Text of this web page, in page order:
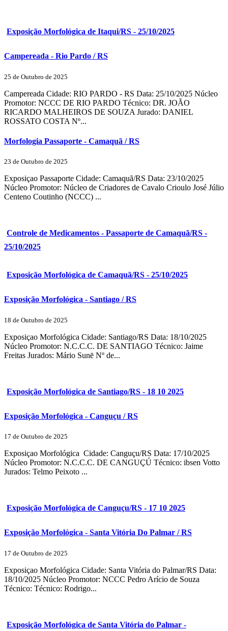
Exposição Morfológica de Itaqui/RS - 25/10/2025
Campereada - Rio Pardo / RS
25 de Outubro de 2025
Campereada Cidade: RIO PARDO - RS Data: 25/10/2025 Núcleo
Promotor: NCCC DE RIO PARDO Técnico: DR. JOÃO
RICARDO MALHEIROS DE SOUZA Jurado: DANIEL
ROSSATO COSTA Nº...
Morfologia Passaporte - Camaquã / RS
23 de Outubro de 2025
Exposiçao Passaporte Cidade: Camaquã/RS Data: 23/10/2025
Núcleo Promotor: Núcleo de Criadores de Cavalo Crioulo José Júlio
Centeno Coutinho (NCCC) ...
Controle de Medicamentos - Passaporte de Camaquã/RS -
25/10/2025
Exposição Morfológica de Camaquã/RS - 25/10/2025
Exposição Morfológica - Santiago / RS
18 de Outubro de 2025
Exposiçao Morfológica Cidade: Santiago/RS Data: 18/10/2025
Núcleo Promotor: N.C.C.C. DE SANTIAGO Técnico: Jaime
Freitas Jurados: Mário Sunē Nº de...
Exposição Morfológica de Santiago/RS - 18 10 2025
Exposição Morfológica - Canguçu / RS
17 de Outubro de 2025
Exposiçao Morfológica Cidade: Canguçu/RS Data: 17/10/2025
Núcleo Promotor: N.C.C.C. DE CANGUÇÚ Técnico: ibsen Votto
Jurados: Telmo Peixoto ...
Exposição Morfológica de Canguçu/RS - 17 10 2025
Exposição Morfológica - Santa Vitória Do Palmar / RS
17 de Outubro de 2025
Exposiçao Morfológica Cidade: Santa Vitória do Palmar/RS Data:
18/10/2025 Núcleo Promotor: NCCC Pedro Arício de Souza
Técnico: Técnico: Rodrigo...
Exposição Morfológica de Santa Vitória do Palmar -